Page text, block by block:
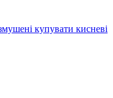
купувати кисневі